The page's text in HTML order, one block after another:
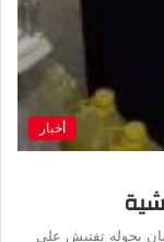
أخبار
بجوله تفتيش على